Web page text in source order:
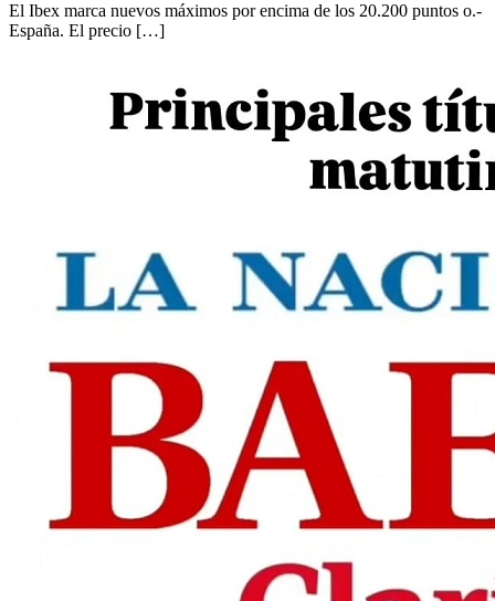
El Ibex marca nuevos máximos por encima de los 20.200 puntos o.-
España. El precio […]